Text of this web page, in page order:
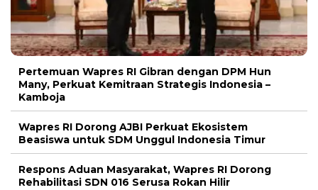
Pertemuan Wapres RI Gibran dengan DPM Hun
Many, Perkuat Kemitraan Strategis Indonesia –
Kamboja
Wapres RI Dorong AJBI Perkuat Ekosistem
Beasiswa untuk SDM Unggul Indonesia Timur
Respons Aduan Masyarakat, Wapres RI Dorong
Rehabilitasi SDN 016 Serusa Rokan Hilir